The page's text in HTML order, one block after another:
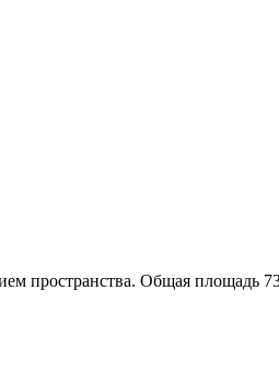
пространства. Общая площадь